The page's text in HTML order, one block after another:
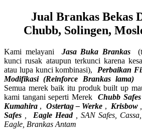
Jual Brankas Bekas
Chubb, Solingen,
Kami melayani Jasa Buka Brankas
kunci rusak ataupun terkunci karena
atau lupa kunci kombinasi), Perbaikan
Modifikasi (Reinforce Brankas lama)
Semua merek baik itu produk built up
kami tangani seperti MerekChubb Safes
Kumahira , Ostertag – Werke , Krisbow
Safes
Eagle Head, SAN Safes,
Eagle, Brankas Antam